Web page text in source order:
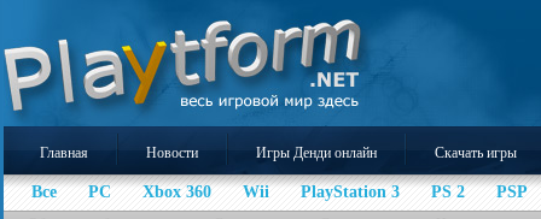
Главная Новости Игры Денди онлайн Скачать игры
Все PC Xbox 360 Wii PlayStation 3 PS 2 PSP